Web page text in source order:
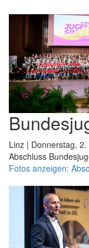
Linz | Donnerstag, 2.
Abschluss
Fotos anzeigen: